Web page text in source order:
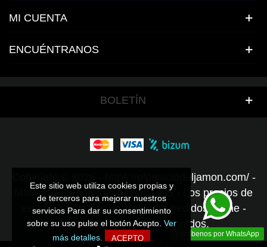
Este sitio web utiliza cookies propias y
de terceros para mejorar nuestros
servicios Para dar su consentimiento
sobre su uso pulse el botón Acepto. Ver
más detalles.
ACEPTO
MI CUENTA
ENCUÉNTRANOS
Este sitio web utiliza cookies propias y
de terceros para mejorar nuestros
servicios Para dar su consentimiento
sobre su uso pulse el botón Acepto. Ver
más detalles.
ACEPTO Escríbenos por WhatsApp
BOLETÍN
Copyright © 2026 - https://elpalaciodeljamon.com/ -
Maestros Jamoneros desde 1995 - Los precios de
esta web sólo son válidos para pedidos online -
Todos los derechos reservados.